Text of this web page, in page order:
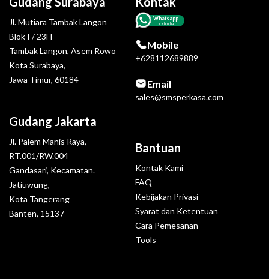
Jl. Mutiara Tambak Langon
Blok I / 23H
Tambak Langon, Asem Rowo
Kota Surabaya,
Jawa Timur, 60184
Gudang Jakarta
Jl. Palem Manis Raya,
RT.001/RW.004
Gandasari, Kecamatan.
Jatiuwung,
Kota Tangerang
Banten, 15137
Whatsapp
click to chat
Mobile
+628112689889
Email
sales@smsperkasa.com
Bantuan
Kontak Kami
FAQ
Kebijakan Privasi
Syarat dan Ketentuan
Cara Pemesanan
Tools